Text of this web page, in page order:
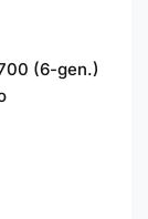
(6-gen.)